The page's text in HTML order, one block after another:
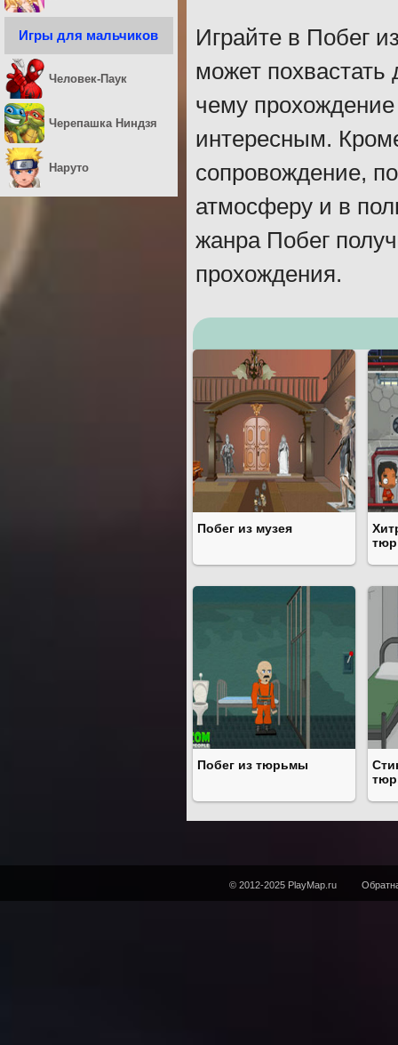
Играйте в Побег
может похвастать
чему
интересным.
сопровождение,
атмосферу и в
жанра Побег
прохождения.
Побег из музея
Побег из тюрьмы
Игры для мальчиков
Человек-Паук
Черепашка Ниндзя
Наруто
© 2012-2025 PlayMap.ru